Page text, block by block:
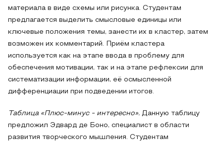
материала в виде схемы или рисунка. Студентам
предлагается выделить смысловые единицы или
ключевые положения темы, занести их в кластер, затем
возможен их комментарий. Приём кластера
используется как на этапе ввода в проблему для
обеспечения мотивации, так и на этапе рефлексии для
систематизации информации, её осмысленной
дифференциации при подведении итогов.
Таблица «Плюс-минус - интересно». Данную таблицу
предложил Эдвард де Боно, специалист в области
развития творческого мышления. Студентам